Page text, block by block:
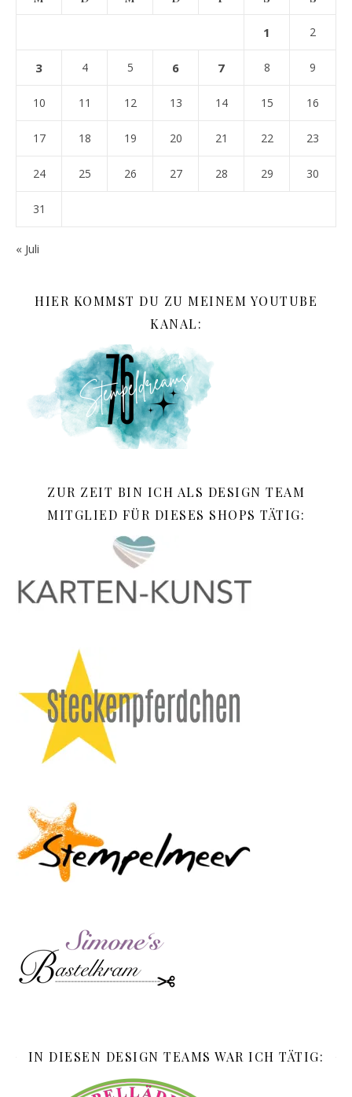
1 2
3 4 5 6 7 8 9
10 11 12 13 14 15 16
17 18 19 20 21 22 23
24 25 26 27 28 29 30
31
« Juli
HIER KOMMST DU ZU MEINEM YOUTUBE
KANAL:
ZUR ZEIT BIN ICH ALS DESIGN TEAM
MITGLIED FÜR DIESES SHOPS TÄTIG:
IN DIESEN DESIGN TEAMS WAR ICH TÄTIG: